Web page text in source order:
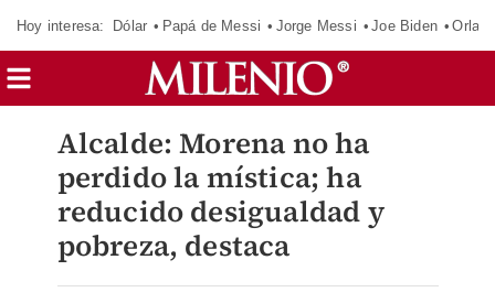
Hoy interesa: Dólar Papá de Messi Jorge Messi Joe Biden
Alcalde: Morena no ha
perdido la mística; ha
reducido desigualdad y
pobreza, destaca